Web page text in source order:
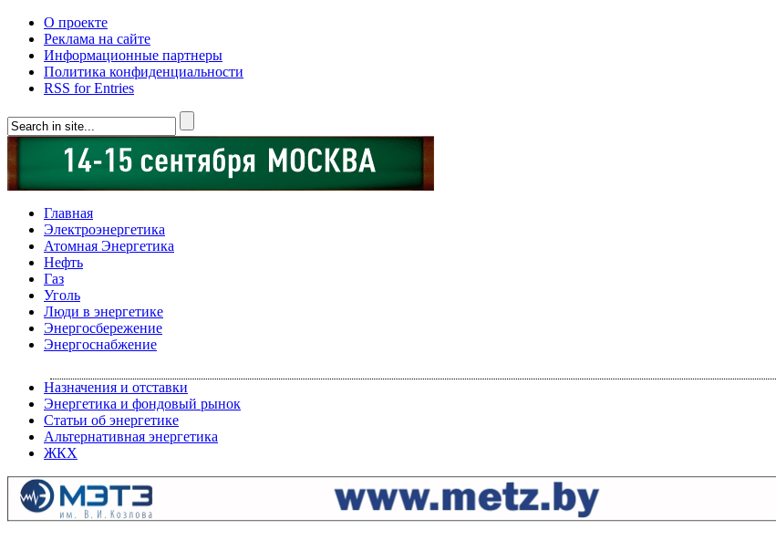
О проекте
Реклама на сайте
Информационные партнеры
Политика конфиденциальности
RSS for Entries
Главная
Электроэнергетика
Атомная Энергетика
Нефть
Газ
Уголь
Люди в энергетике
Энергосбережение
Энергоснабжение
Назначения и отставки
Энергетика и фондовый рынок
Статьи об энергетике
Альтернативная энергетика
ЖКХ